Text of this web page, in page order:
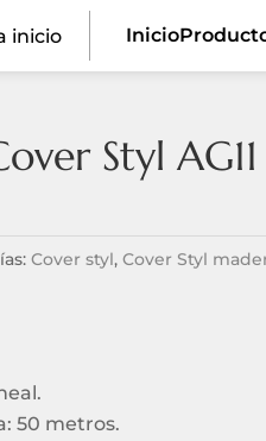
Inicio
Styl AG11
Cover styl,Cover Styl
50 metros.